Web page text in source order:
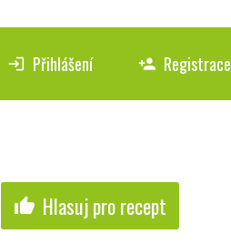
login Přihlášení person_add Registrace
thumb_up Hlasuj pro recept